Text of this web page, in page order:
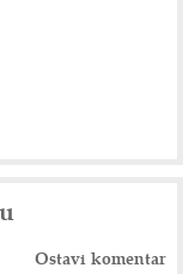
Ostavi komentar